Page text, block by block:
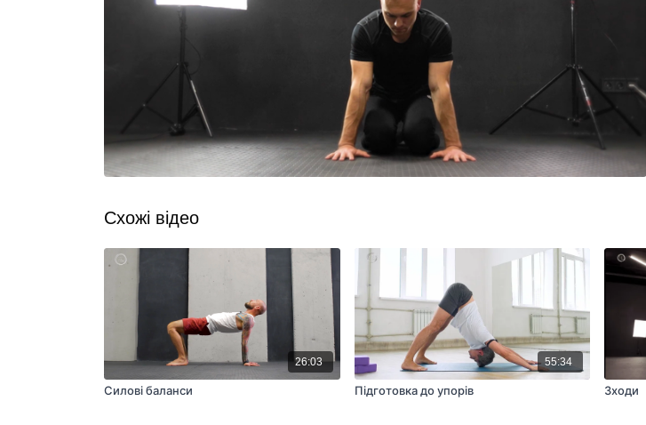
Схожі відео
26:03
Силові баланси
55:34
Підготовка до упорів Зходи